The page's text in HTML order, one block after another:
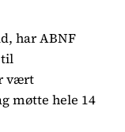
har ABNF
til
vært
møtte hele 14